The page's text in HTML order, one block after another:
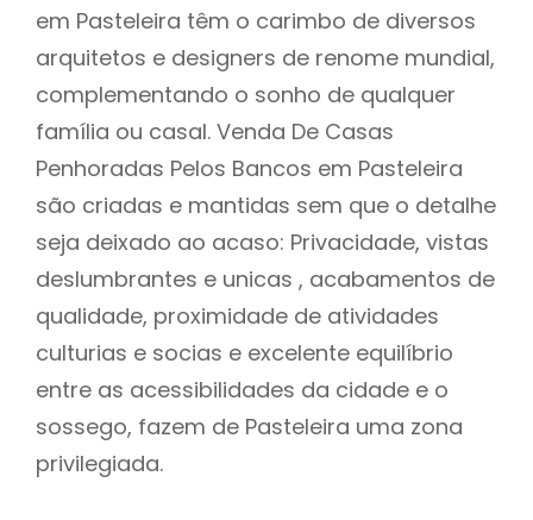
em Pasteleira têm o carimbo de diversos
arquitetos e designers de renome mundial,
complementando o sonho de qualquer
família ou casal. Venda De Casas
Penhoradas Pelos Bancos em Pasteleira
são criadas e mantidas sem que o detalhe
seja deixado ao acaso: Privacidade, vistas
deslumbrantes e unicas , acabamentos de
qualidade, proximidade de atividades
culturias e socias e excelente equilíbrio
entre as acessibilidades da cidade e o
sossego, fazem de Pasteleira uma zona
privilegiada.